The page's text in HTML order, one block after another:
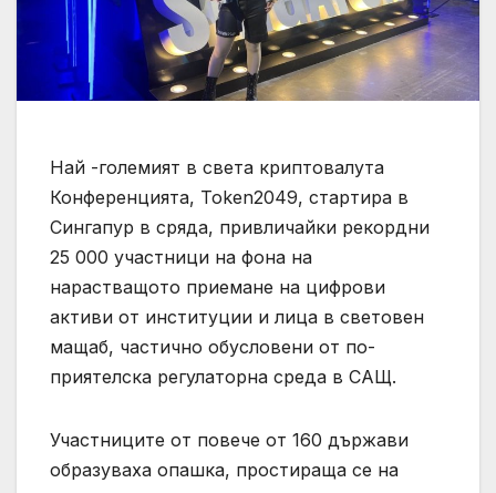
Най -големият в света криптовалута
Конференцията, Token2049, стартира в
Сингапур в сряда, привличайки рекордни
25 000 участници на фона на
нарастващото приемане на цифрови
активи от институции и лица в световен
мащаб, частично обусловени от по-
приятелска регулаторна среда в САЩ.
Участниците от повече от 160 държави
образуваха опашка, простираща се на